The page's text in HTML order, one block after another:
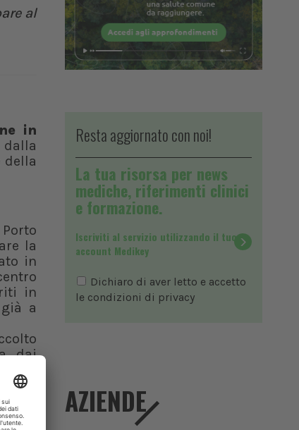
al
in
della
la
in
in
a
dai
a
il
Resta aggiornato con noi!
La tua risorsa per news
mediche, riferimenti clinici
e formazione.
Iscriviti al servizio utilizzando il tuo
account Medikey
Dichiaro di aver letto e accetto
le condizioni di privacy
AZIENDE